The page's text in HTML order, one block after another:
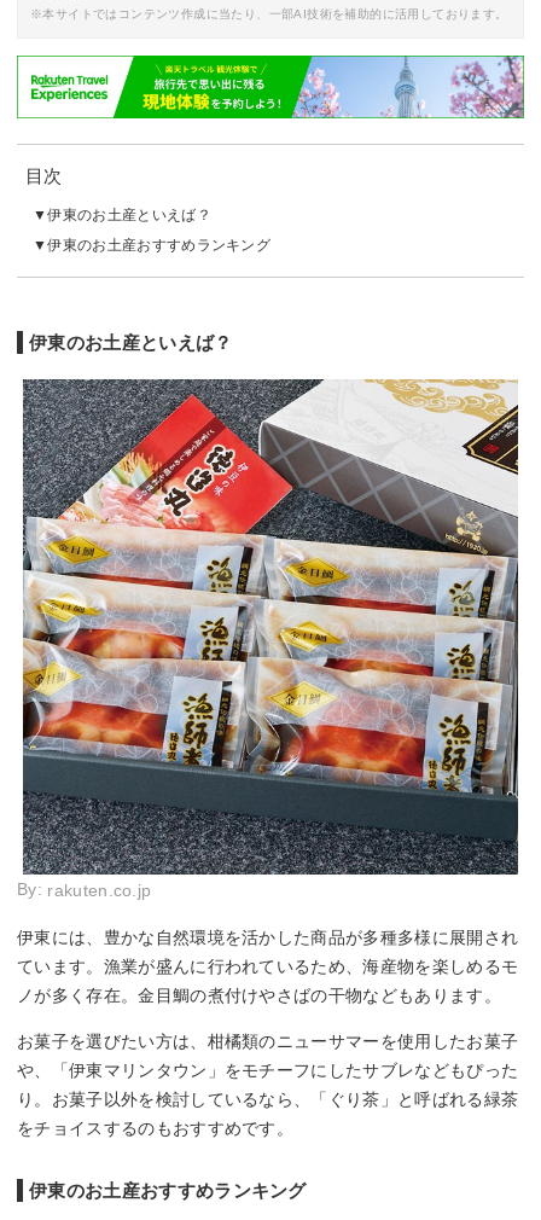
※本サイトではコンテンツ作成に当たり、一部AI技術を補助的に活用しております。
目次
伊東のお土産といえば？
伊東のお土産おすすめランキング
伊東のお土産といえば？
By: rakuten.co.jp
伊東には、豊かな自然環境を活かした商品が多種多様に展開され
ています。漁業が盛んに行われているため、海産物を楽しめるモ
ノが多く存在。金目鯛の煮付けやさばの干物などもあります。
お菓子を選びたい方は、柑橘類のニューサマーを使用したお菓子
や、「伊東マリンタウン」をモチーフにしたサブレなどもぴった
り。お菓子以外を検討しているなら、「ぐり茶」と呼ばれる緑茶
をチョイスするのもおすすめです。
伊東のお土産おすすめランキング